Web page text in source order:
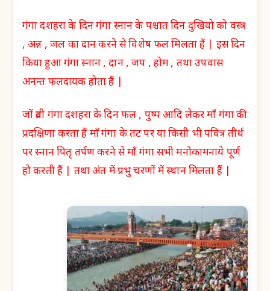
गंगा दशहरा के दिन गंगा स्नान के पश्चात दिन दुखियो को वस्त्र
, अन्न , जल का दान करने से विशेष फल मिलता हैं | इस दिन
किया हुआ गंगा स्नान , दान , जप , होम , तथा उपवास
अनन्त फलदायक होता हैं |
जों व्रती गंगा दशहरा के दिन फल , पुष्प आदि लेकर माँ गंगा की
प्रदक्षिणा करता हैं माँ गंगा के तट पर या किसी भी पवित्र तीर्थ
पर स्नान पितृ तर्पण करने से माँ गंगा सभी मनोकामनाये पूर्ण
हो करती हैं | तथा अंत में प्रभु चरणों में स्थान मिलता हैं |